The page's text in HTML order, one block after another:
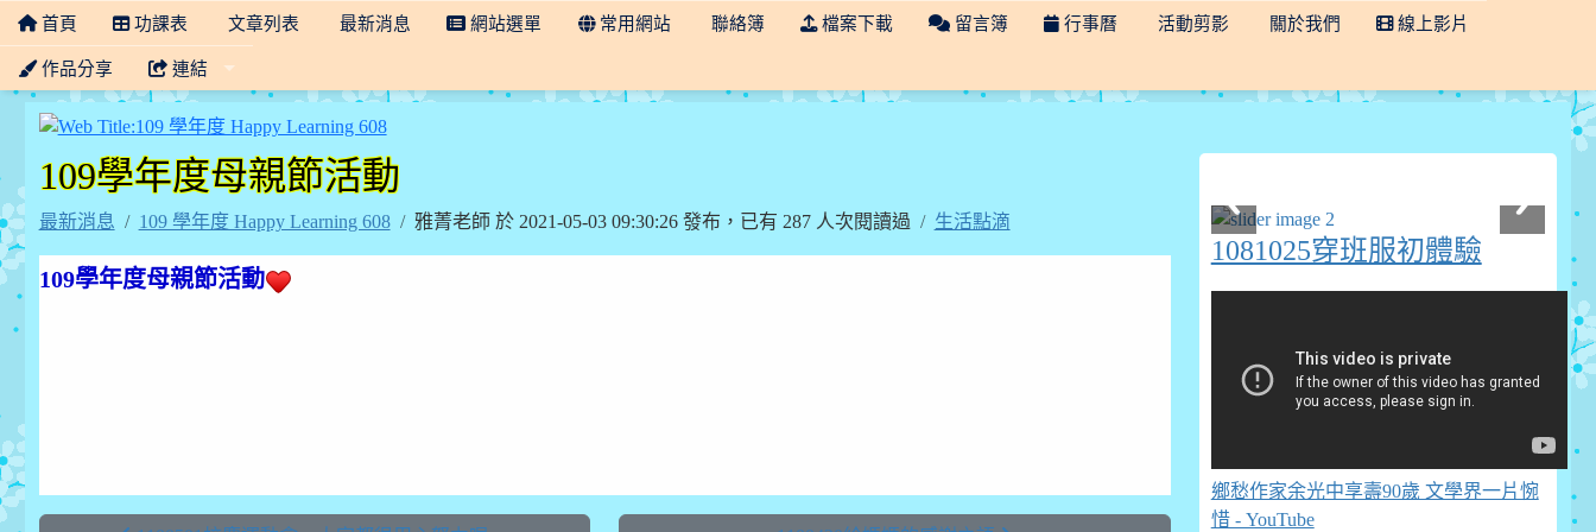
首頁 功課表 文章列表 最新消息 網站選單 常用網站 聯絡簿 檔案下載 留言簿 行事曆 活動剪影 關於我們 線上影片
作品分享 連結
109 學年度 Happy Learning 608
109學年度母親節活動
最新消息 109 學年度 Happy Learning 608 雅菁老師 於 2021-05-03 09:30:26 發布，已有 287 人次閱讀過 生活點滴
109學年度母親節活動
1081025穿班服初體驗
鄉愁作家余光中享壽90歲 文學界一片惋
惜 - YouTube